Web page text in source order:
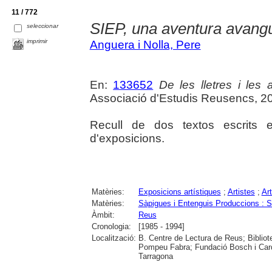
11 / 772
seleccionar
imprimir
SIEP, una aventura
Anguera i Nolla, Pere
En: 133652 De les lletres i les
Associació d'Estudis Reusencs,
Recull de dos textos escrits
d'exposicions.
Matèries: Exposicions artístiques ; Artistes ;
Matèries:
Sàpigues i Entenguis Produccions :
Àmbit:
Reus
Cronologia:
[1985 - 1994]
Localització: B. Centre de Lectura de Reus;
Pompeu Fabra; Fundació Bosch i
Tarragona